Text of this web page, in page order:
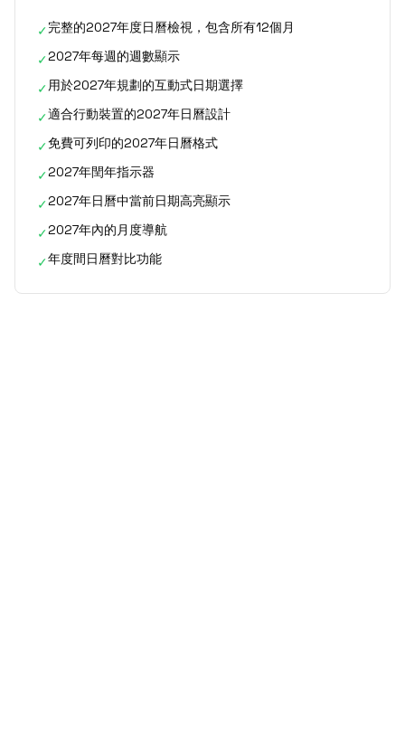
✓完整的2027年度日曆檢視，包含所有12個月
✓2027年每週的週數顯示
✓用於2027年規劃的互動式日期選擇
✓適合行動裝置的2027年日曆設計
✓免費可列印的2027年日曆格式
✓2027年閏年指示器
✓2027年日曆中當前日期高亮顯示
✓2027年內的月度導航
✓年度間日曆對比功能